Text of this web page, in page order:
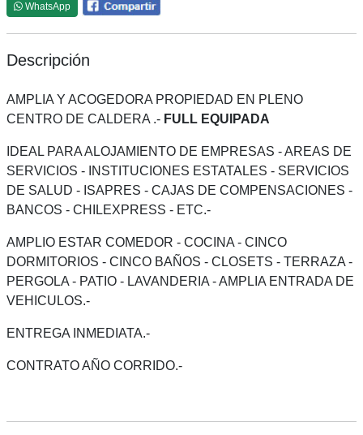
WhatsApp
Descripción
AMPLIA Y ACOGEDORA PROPIEDAD EN PLENO
CENTRO DE CALDERA .- FULL EQUIPADA
IDEAL PARA ALOJAMIENTO DE EMPRESAS - AREAS DE
SERVICIOS - INSTITUCIONES ESTATALES - SERVICIOS
DE SALUD - ISAPRES - CAJAS DE COMPENSACIONES -
BANCOS - CHILEXPRESS - ETC.-
AMPLIO ESTAR COMEDOR - COCINA - CINCO
DORMITORIOS - CINCO BAÑOS - CLOSETS - TERRAZA -
PERGOLA - PATIO - LAVANDERIA - AMPLIA ENTRADA DE
VEHICULOS.-
ENTREGA INMEDIATA.-
CONTRATO AÑO CORRIDO.-